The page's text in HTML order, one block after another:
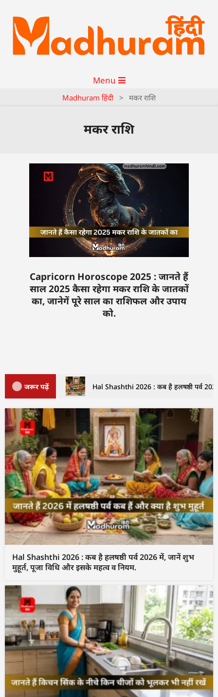
Menu
Madhuram हिंदी > मकर राशि
मकर राशि
Capricorn Horoscope 2025 : जानते हैं
साल 2025 कैसा रहेगा मकर राशि के जातकों
का, जानेगें पूरे साल का राशिफल और उपाय
को.
जरूर पढ़ें Hal Shashthi 2026 : कब है हलषष्ठी पर्व
Hal Shashthi 2026 : कब है हलषष्ठी पर्व 2026 में, जानें शुभ
मुहूर्त, पूजा विधि और इसके महत्व व नियम.